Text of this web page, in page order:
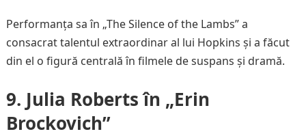
Performanța sa în „The Silence of the Lambs” a
consacrat talentul extraordinar al lui Hopkins și a făcut
din el o figură centrală în filmele de suspans și dramă.
9. Julia Roberts în „Erin
Brockovich”